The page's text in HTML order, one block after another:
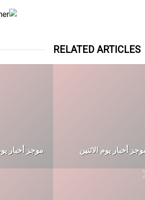
RELATED ARTICLES
أخبار يوم الأحد موجز أخبار